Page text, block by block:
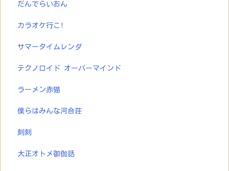
だんでらいおん
カラオケ行こ!
サマータイムレンダ
テクノロイド オーバーマインド
ラーメン赤猫
僕らはみんな河合荘
刻刻
大正オトメ御伽話